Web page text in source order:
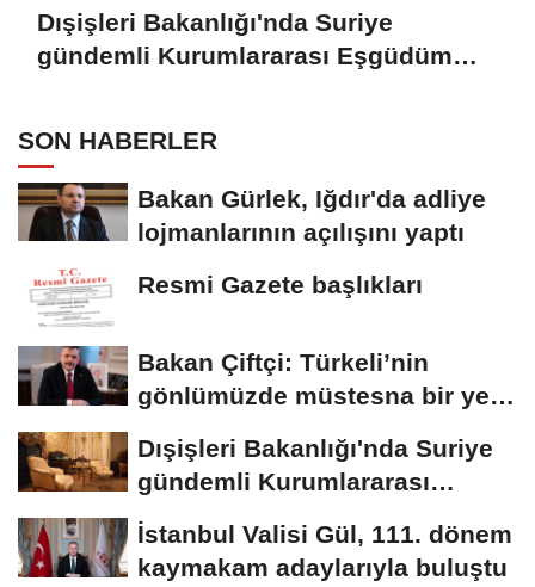
Dışişleri Bakanlığı'nda Suriye
gündemli Kurumlararası Eşgüdüm
SON HABERLER
Bakan Gürlek, Iğdır'da adliye
lojmanlarının açılışını yaptı
Resmi Gazete başlıkları
Bakan Çiftçi: Türkeli’nin
gönlümüzde müstesna bir yeri
Dışişleri Bakanlığı'nda Suriye
gündemli Kurumlararası
Eşgüdüm...
İstanbul Valisi Gül, 111. dönem
kaymakam adaylarıyla buluştu